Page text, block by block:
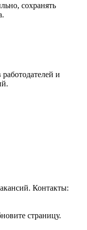
сохранять
и
Контакты:
страницу.